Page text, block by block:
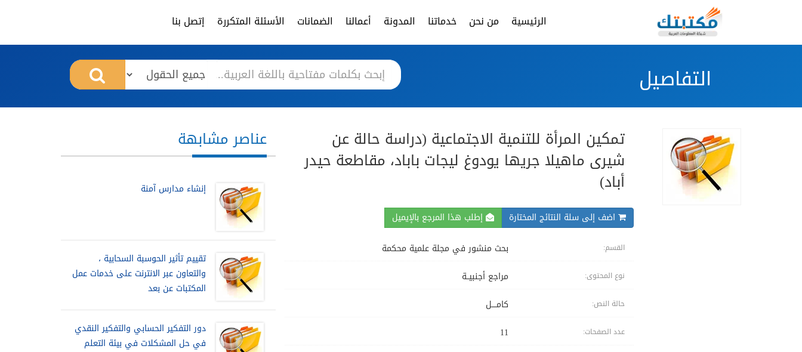
الرئيسية من نحن خدماتنا المدونة أعمالنا الضمانات الأسئلة المتكررة إتصل بنا
التفاصيل
تمكين المرأة للتنمية الاجتماعية (دراسة حالة عن
شيرى ماهيلا جريها يودوغ ليجات باباد، مقاطعة حيدر
أباد)
اضف إلى سلة النتائج المختارة إطلب هذا المرجع بالإيميل
القسم: بحث منشور في مجلة علمية محكمة
نوع المحتوى: مراجع أجنبيــة
حالة النص: كامــــل
عدد الصفحات: 11
عناصر مشابهة
إنشاء مدارس آمنة
تقييم تأثير الحوسبة السحابية ،
والتعاون عبر الانترنت على خدمات عمل
المكتبات عن بعد
دور التفكير الحسابي والتفكير النقدي
في حل المشكلات في بيئة التعلم